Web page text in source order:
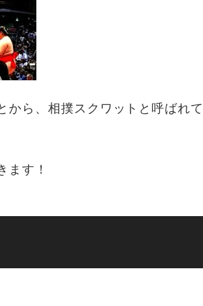
から、相撲スクワットと呼ばれて
ます！